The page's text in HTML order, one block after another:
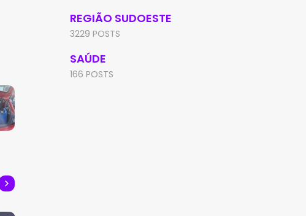
REGIÃO SUDOESTE
3229 POSTS
SAÚDE
166 POSTS